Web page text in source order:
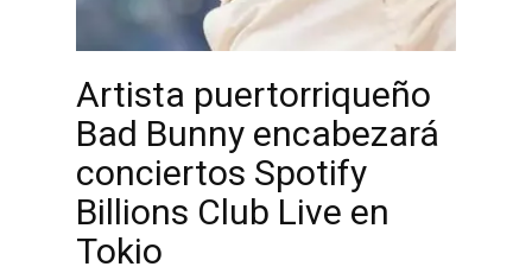
Artista puertorriqueño
Bad Bunny encabezará
conciertos Spotify
Billions Club Live en
Tokio